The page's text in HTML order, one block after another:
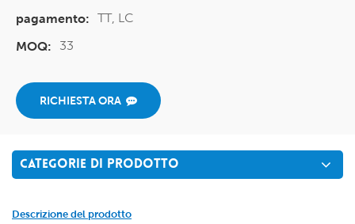
pagamento: TT, LC
MOQ:
33
RICHIESTA ORA
CATEGORIE DI PRODOTTO
Descrizione del prodotto